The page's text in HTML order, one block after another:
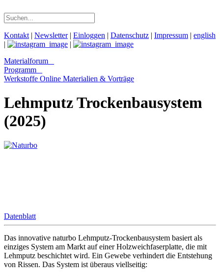
Kontakt | Newsletter| Einloggen | Datenschutz | Impressum | english
|
|
Materialforum
Programm
Werkstoffe Online Materialien & Vorträge
Lehmputz Trockenbausystem
(2025)
Datenblatt
Das innovative naturbo Lehmputz-Trockenbausystem basiert als
einziges System am Markt auf einer Holzweichfaserplatte, die mit
Lehmputz beschichtet wird. Ein Gewebe verhindert die Entstehung
von Rissen. Das System ist überaus viellseitig: